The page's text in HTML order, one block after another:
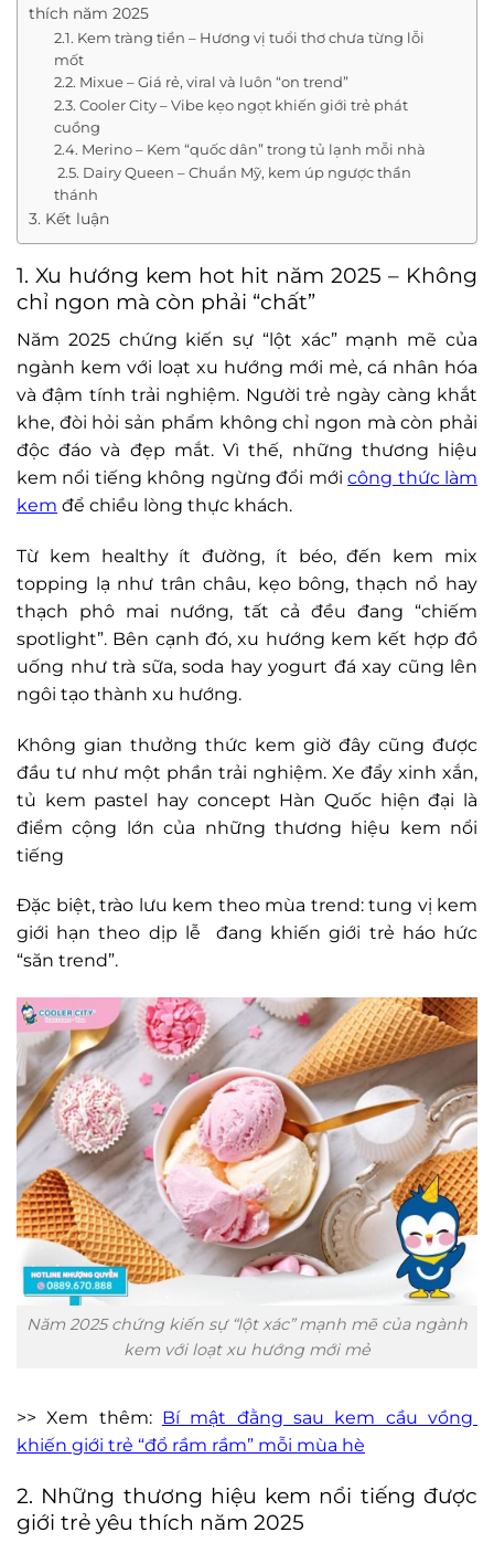
thích năm 2025
2.1. Kem tràng tiền – Hương vị tuổi thơ chưa từng lỗi
mốt
2.2. Mixue – Giá rẻ, viral và luôn “on trend”
2.3. Cooler City – Vibe kẹo ngọt khiến giới trẻ phát
cuồng
2.4. Merino – Kem “quốc dân” trong tủ lạnh mỗi nhà
2.5. Dairy Queen – Chuẩn Mỹ, kem úp ngược thần
thánh
3. Kết luận
1. Xu hướng kem hot hit năm 2025 – Không
chỉ ngon mà còn phải “chất”
Năm 2025 chứng kiến sự “lột xác” mạnh mẽ của
ngành kem với loạt xu hướng mới mẻ, cá nhân hóa
và đậm tính trải nghiệm. Người trẻ ngày càng khắt
khe, đòi hỏi sản phẩm không chỉ ngon mà còn phải
độc đáo và đẹp mắt. Vì thế, những thương hiệu
kem nổi tiếng không ngừng đổi mớicông thức làm
kem để chiều lòng thực khách.
Từ kem healthy ít đường, ít béo, đến kem mix
topping lạ như trân châu, kẹo bông, thạch nổ hay
thạch phô mai nướng, tất cả đều đang “chiếm
spotlight”. Bên cạnh đó, xu hướng kem kết hợp đồ
uống như trà sữa, soda hay yogurt đá xay cũng lên
ngôi tạo thành xu hướng.
Không gian thưởng thức kem giờ đây cũng được
đầu tư như một phần trải nghiệm. Xe đẩy xinh xắn,
tủ kem pastel hay concept Hàn Quốc hiện đại là
điểm cộng lớn của những thương hiệu kem nổi
tiếng
Đặc biệt, trào lưu kem theo mùa trend: tung vị kem
giới hạn theo dịp lễ đang khiến giới trẻ háo hức
“săn trend”.
Năm 2025 chứng kiến sự “lột xác” mạnh mẽ của ngành
kem với loạt xu hướng mới mẻ
>> Xem thêm: Bí mật đằng sau kem cầu vồng
khiến giới trẻ “đổ rầm rầm” mỗi mùa hè
2. Những thương hiệu kem nổi tiếng được
giới trẻ yêu thích năm 2025